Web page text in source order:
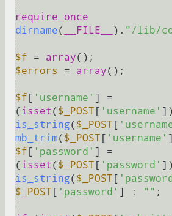
require_once
dirname( __FILE__ ). "/lib/
$f = array
$errors
= array();
$f [ 'username' ] =
( isset ( $_POST [ 'username'
is_string( $_POST [
mb_trim( $_POST [ 'username'
$f [ 'password' ] =
( isset ( $_POST [ 'password'
is_string( $_POST [
$_POST [ 'password' ] : "" ;